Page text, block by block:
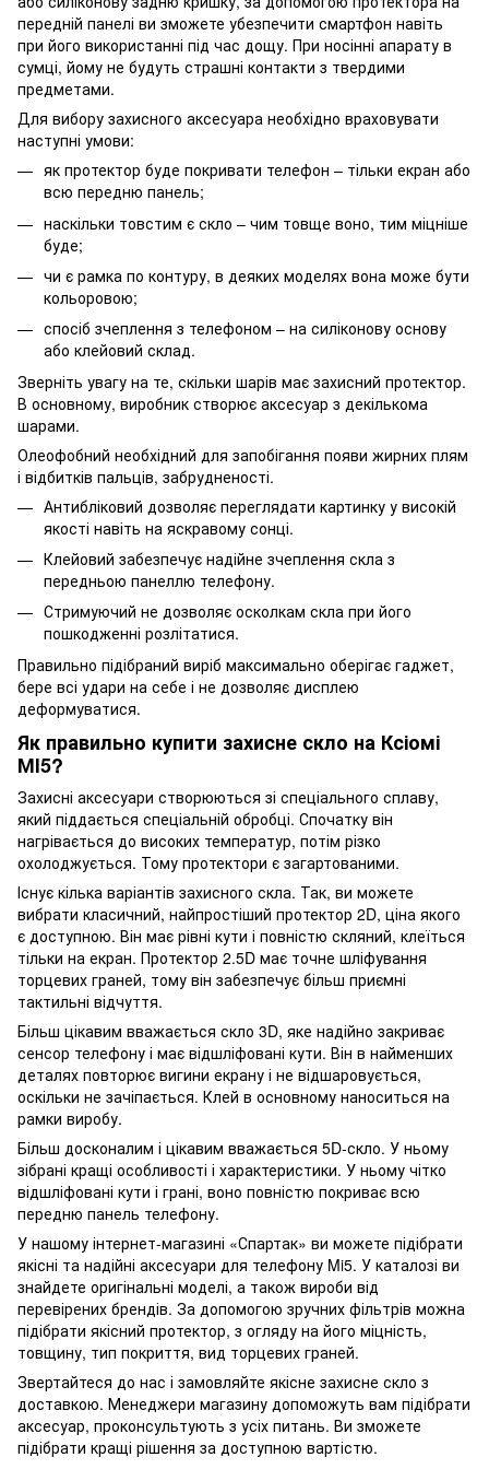
передній панелі ви зможете убезпечити смартфон навіть
при його використанні під час дощу. При носінні апарату в
сумці, йому не будуть страшні контакти з твердими
предметами.
Для вибору захисного аксесуара необхідно враховувати
наступні умови:
як протектор буде покривати телефон – тільки екран або
всю передню панель;
наскільки товстим є скло – чим товще воно, тим міцніше
буде;
чи є рамка по контуру, в деяких моделях вона може бути
кольоровою;
спосіб зчеплення з телефоном – на силіконову основу
або клейовий склад.
Зверніть увагу на те, скільки шарів має захисний протектор.
В основному, виробник створює аксесуар з декількома
шарами.
Олеофобний необхідний для запобігання появи жирних плям
і відбитків пальців, забрудненості.
Антибліковий дозволяє переглядати картинку у високій
якості навіть на яскравому сонці.
Клейовий забезпечує надійне зчеплення скла з
передньою панеллю телефону.
Стримуючий не дозволяє осколкам скла при його
пошкодженні розлітатися.
Правильно підібраний виріб максимально оберігає гаджет,
бере всі удари на себе і не дозволяє дисплею
деформуватися.
Як правильно купити захисне скло на Ксіомі
МІ5?
Захисні аксесуари створюються зі спеціального сплаву,
який піддається спеціальній обробці. Спочатку він
нагрівається до високих температур, потім різко
охолоджується. Тому протектори є загартованими.
Існує кілька варіантів захисного скла. Так, ви можете
вибрати класичний, найпростіший протектор 2D, ціна якого
є доступною. Він має рівні кути і повністю скляний, клеїться
тільки на екран. Протектор 2.5D має точне шліфування
торцевих граней, тому він забезпечує більш приємні
тактильні відчуття.
Більш цікавим вважається скло 3D, яке надійно закриває
сенсор телефону і має відшліфовані кути. Він в найменших
деталях повторює вигини екрану і не відшаровується,
оскільки не зачіпається. Клей в основному наноситься на
рамки виробу.
Більш досконалим і цікавим вважається 5D-скло. У ньому
зібрані кращі особливості і характеристики. У ньому чітко
відшліфовані кути і грані, воно повністю покриває всю
передню панель телефону.
У нашому інтернет-магазині «Спартак» ви можете підібрати
якісні та надійні аксесуари для телефону Mi5. У каталозі ви
знайдете оригінальні моделі, а також вироби від
перевірених брендів. За допомогою зручних фільтрів можна
підібрати якісний протектор, з огляду на його міцність,
товщину, тип покриття, вид торцевих граней.
Звертайтеся до нас і замовляйте якісне захисне скло з
доставкою. Менеджери магазину допоможуть вам підібрати
аксесуар, проконсультують з усіх питань. Ви зможете
підібрати кращі рішення за доступною вартістю.